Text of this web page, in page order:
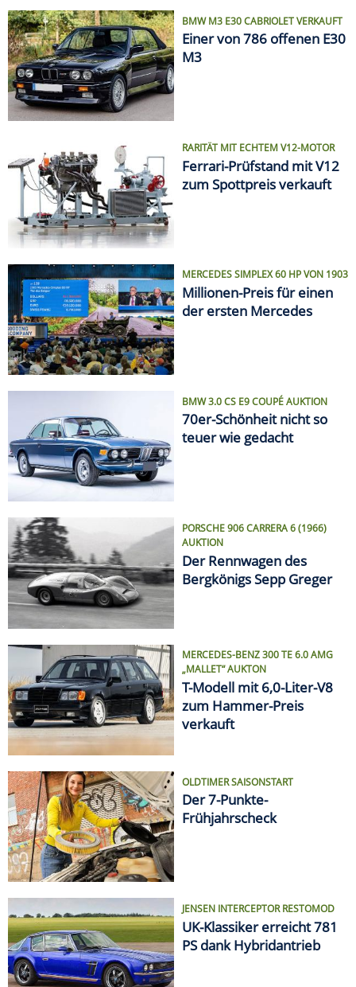
BMW M3 E30 CABRIOLET VERKAUFT
Einer von 786 offenen E30
M3
RARITÄT MIT ECHTEM V12-MOTOR
Ferrari-Prüfstand mit V12
zum Spottpreis verkauft
MERCEDES SIMPLEX 60 HP VON 1903
Millionen-Preis für einen
der ersten Mercedes
BMW 3.0 CS E9 COUPÉ AUKTION
70er-Schönheit nicht so
teuer wie gedacht
PORSCHE 906 CARRERA 6 (1966)
AUKTION
Der Rennwagen des
Bergkönigs Sepp Greger
MERCEDES-BENZ 300 TE 6.0 AMG
„MALLET“ AUKTON
T-Modell mit 6,0-Liter-V8
zum Hammer-Preis
verkauft
OLDTIMER SAISONSTART
Der 7-Punkte-
Frühjahrscheck
JENSEN INTERCEPTOR RESTOMOD
UK-Klassiker erreicht 781
PS dank Hybridantrieb